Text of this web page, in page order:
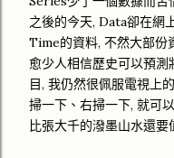
之後的今天, Data卻在網
Time的資料, 不然大部份
愈少人相信歷史可以預
目, 我仍然很佩服電視上
掃一下、右掃一下, 就可
比張大千的潑墨山水還要